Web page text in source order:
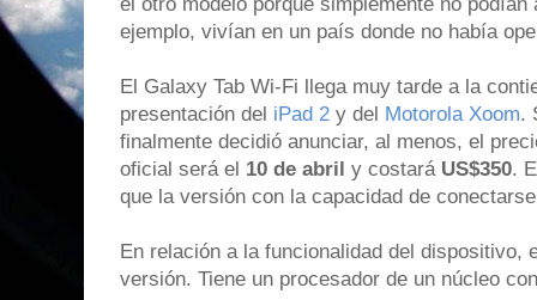
ejemplo, vivían en un país donde no había
El Galaxy Tab Wi-Fi llega muy tarde a la
presentación del iPad 2 y del Motorola Xoom.
finalmente decidió anunciar, al menos, el
oficial será el 10 de abril y costará US$350.
que la versión con la capacidad de
En relación a la funcionalidad del dispositivo,
versión. Tiene un procesador de un núcleo